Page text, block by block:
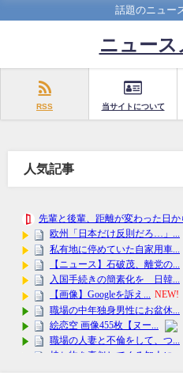
話題のニュー
ニュース
RSS 当サイトについて
人気記事